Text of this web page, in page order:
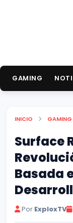
GAMING
INICIO GAMING
Surface
Basada
Por ExploxTV